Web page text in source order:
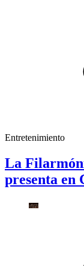
Entretenimiento
La
presenta en